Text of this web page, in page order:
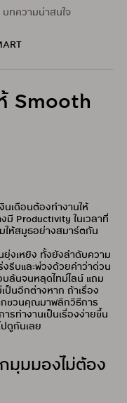
บทความน่าสนใจ
Smooth
เดือนต้องทำงานให้
มี Productivity ในเวลาที่
ให้สมูธอย่างสมาร์ตกัน
งเหยิง ทั้งยังลำดับความ
รีบและพ่วงด้วยคำว่าด่วน
บล้นจนหลุดไทม์ไลน์ แถม
ป็นอีกต่างหาก ถ้าเรื่อง
ชวนคุณมาพลิกวิธีการ
รทำงานเป็นเรื่องง่ายขึ้น
ปดูกันเลย
มุมมองไม่ต้อง